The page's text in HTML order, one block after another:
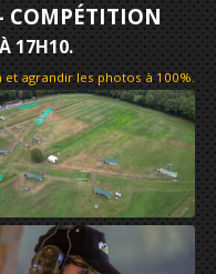
COMPÉTITION
17H10.
et agrandir les photos à 100%.